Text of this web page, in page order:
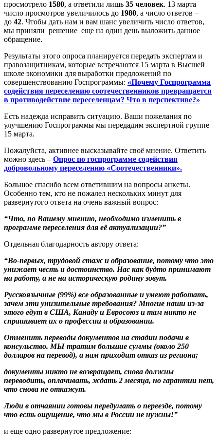
просмотрело 1580, а ответили лишь 35 человек. 13 марта
число просмотров увеличилось до 1980, а число ответов –
до 42. Чтобы дать нам и вам шанс увеличить число ответов,
мы приняли решение еще на один день выложить данное
обращение.
Результаты этого опроса планируется передать экспертам и
правозащитникам, которые встречаются 15 марта в Высшей
школе экономики для выработки предложений по
совершенствованию Госпрограммы: «Почему Госпрограмма
содействия переселению соотечественников превращается
в противодействие переселенцам? Что в перспективе?»
Есть надежда исправить ситуацию. Ваши пожелания по
улучшению Госпрограммы мы передадим экспертной группе
15 марта.
Пожалуйста, активнее высказывайте своё мнение. Ответить
можно здесь – Опрос по госпрограмме содействия
добровольному переселению «Соотечественники».
Большое спасибо всем ответившим на вопросы анкеты.
Особенно тем, кто не пожалел нескольких минут для
развернутого ответа на очень важный вопрос:
“Что, по Вашему мнению, необходимо изменить в
программе переселения для её актуализации?”
Отдельная благодарность автору ответа:
“Во-первых, трудовой стаж и образование, потому что это
унижает честь и достоинство. Нас как будто принимают
на работу, а не на историческую родину зовут.
Русскоязычные (99%) все образованные и умеют работать,
зачем эти унизительные требования? Многие наши из-за
этого едут в США, Канаду и Евросоюз и там никто не
спрашивает их о профессии и образовании.
Отменить переводы документов на стадии подачи в
консульство. МЫ тратим большие суммы (около 250
долларов на перевод), а нам приходит отказ из региона;
документы никто не возвращает, снова должны
переводить, оплачивать, ждать 2 месяца, но гарантии нет,
что снова не откажут.
Люди в отчаянии готовы передумать о переезде, потому
что есть ощущение, что мы в России не нужны!”
и еще одно развернутое предложение: